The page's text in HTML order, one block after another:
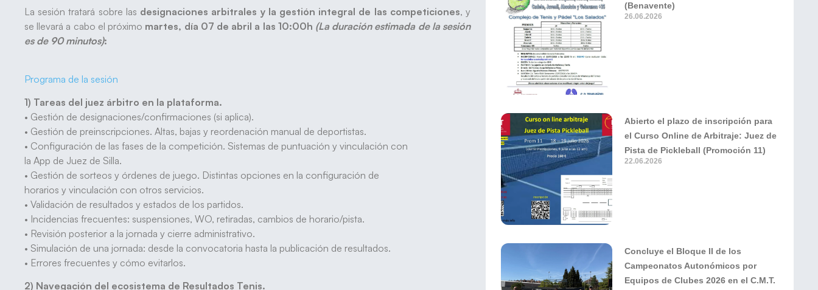
La sesión tratará sobre las designaciones arbitrales y la gestión integral de las competiciones, y
se llevará a cabo el próximo martes, día 07 de abril a las 10:00h (La duración estimada de la sesión
es de 90 minutos):
Programa de la sesión
1) Tareas del juez árbitro en la plataforma.
• Gestión de designaciones/confirmaciones (si aplica).
• Gestión de preinscripciones. Altas, bajas y reordenación manual de deportistas.
• Configuración de las fases de la competición. Sistemas de puntuación y vinculación con
la App de Juez de Silla.
• Gestión de sorteos y órdenes de juego. Distintas opciones en la configuración de
horarios y vinculación con otros servicios.
• Validación de resultados y estados de los partidos.
• Incidencias frecuentes: suspensiones, WO, retiradas, cambios de horario/pista.
• Revisión posterior a la jornada y cierre administrativo.
• Simulación de una jornada: desde la convocatoria hasta la publicación de resultados.
• Errores frecuentes y cómo evitarlos.
2) Navegación del ecosistema de Resultados Tenis.
(Benavente)
26.06.2026
Abierto el plazo de inscripción para
el Curso Online de Arbitraje: Juez de
Pista de Pickleball (Promoción 11)
22.06.2026
Concluye el Bloque II de los
Campeonatos Autonómicos por
Equipos de Clubes 2026 en el C.M.T.